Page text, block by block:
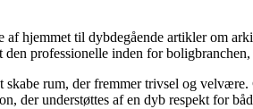
hjemmet til dybdegående artikler om
professionelle inden for
rum, der fremmer trivsel og
der understøttes af en dyb respekt for